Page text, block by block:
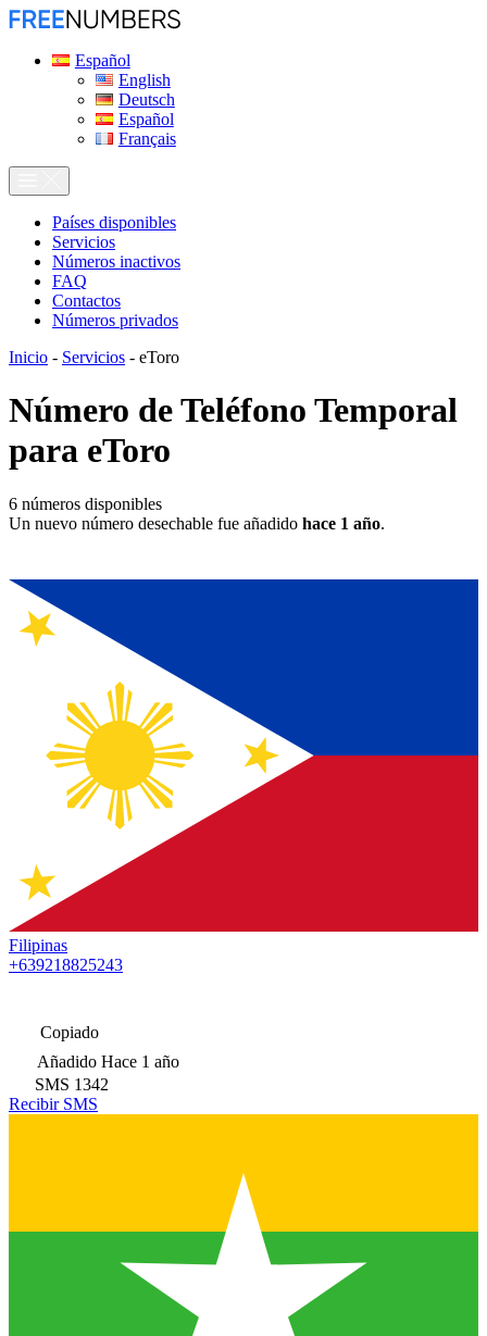
Español
English
Deutsch
Español
Français
Países disponibles
Servicios
Números inactivos
FAQ
Contactos
Números privados
Inicio - Servicios - eToro
Número de Teléfono Temporal
para eToro
6 números disponibles
Un nuevo número desechable fue añadido hace 1 año.
Filipinas
+639218825243
Copiado
Añadido Hace 1 año
SMS 1342
Recibir SMS